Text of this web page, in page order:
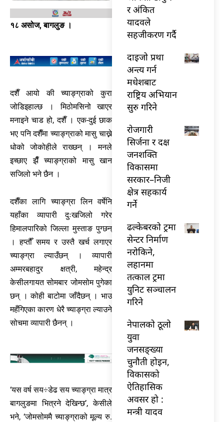
१८ असोज, बागलुङ ।
दशैँ आयो की च्याङ्ग्राको कुरा
जोडिइहाल्छ । मिठोमसिनो खाएर
मनाइने चाड हो, दशैँ । एक-दुई छाक
भए पनि दशैँमा च्याङ्ग्राको मासु चाख्ने
धोको जोकोहीले राख्छन् । मनले
इच्छाए झैँ च्याङ्ग्राको मासु खान
सजिलो भने छैन ।
दशैँका लागि च्याङ्ग्रा लिन वर्षेनि
यहाँका व्यापारी दुःखजिलो गरेर
हिमालपारिको जिल्ला मुस्ताङ पुग्छन्
। हप्तौँ समय र उस्तै खर्च लगाएर
च्याङ्ग्रा ल्याउँछन् । व्यापारी
अम्मरबहादुर क्षत्री, महेन्द्र
केसीलगायत सोमबार जोमसोम पुगेका
छन् । कोही बाटोमा जाँदैछन् । भाउ
महँगिएका कारण धेरै च्याङ्ग्रा ल्याउने
सोचमा व्यापारी छैनन् ।
‘यस वर्ष सय÷डेढ सय च्याङ्ग्रा मात्र
बागलुङमा भित्रने देखिन्छ’, केसीले
भने, ‘जोमसोममै च्याङ्ग्राको मूल्य रु.
र अंकित
यादवले
सहजीकरण गर्दै
दाइजो प्रथा
अन्त्य गर्न
मधेशबाट
राष्ट्रिय अभियान
सुरु गरिने
राेजगारी
सिर्जना र दक्ष
जनशक्ति
विकासमा
सरकार–निजी
क्षेत्र सहकार्य
गर्ने
ढल्केबरको ट्रमा
सेन्टर निर्माण
नरोकिने,
लहानमा
तत्काल ट्रमा
युनिट सञ्चालन
गरिने
नेपालको ठूलो
युवा
जनसङ्ख्या
चुनौती होइन,
विकासको
ऐतिहासिक
अवसर हो :
मन्त्री यादव